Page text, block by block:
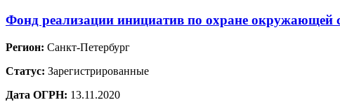
Фонд реализации инициатив по охране
Регион: Санкт-Петербург
Статус: Зарегистрированные
Дата ОГРН: 13.11.2020